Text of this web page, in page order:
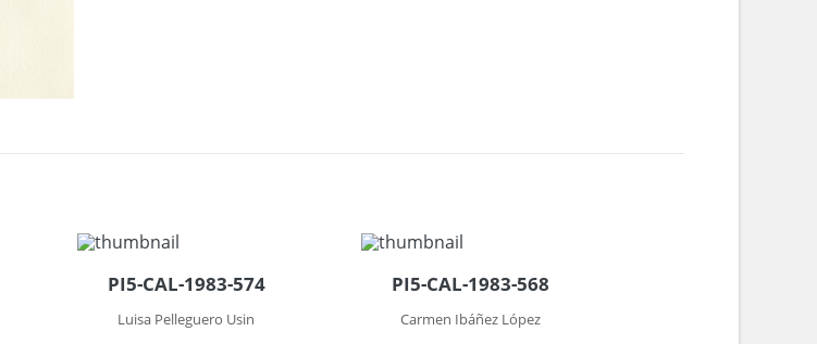
PI5-CAL-1983-574
Luisa Pelleguero Usin
PI5-CAL-1983-568
Carmen Ibáñez López